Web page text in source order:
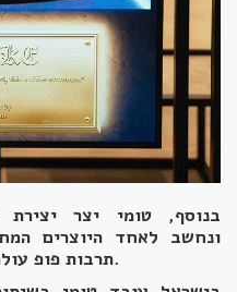
בנוסף, טומי יצר
תרבות פופ עולמית לאמנות דיגיטלית עכשווית.